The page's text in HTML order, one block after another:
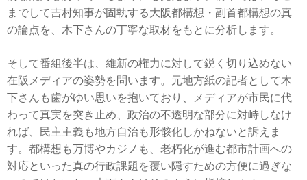
までして吉村知事が固執する大阪都構想・副首都構想の真
の論点を、木下さんの丁寧な取材をもとに分析します。
そして番組後半は、維新の権力に対して鋭く切り込めない
在阪メディアの姿勢を問います。元地方紙の記者として木
下さんも歯がゆい思いを抱いており、メディアが市民に代
わって真実を突き止め、政治の不透明な部分に対峙しなけ
れば、民主主義も地方自治も形骸化しかねないと訴えま
す。都構想も万博やカジノも、老朽化が進む都市計画への
対応といった真の行政課題を覆い隠すための方便に過ぎな